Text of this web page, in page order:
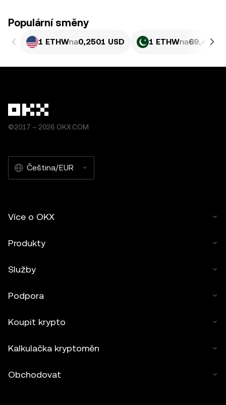
Populární směny
1 ETHWna0,2501 USD 1 ETHWna69,49
©2017 – 2026 OKX.COM
Čeština/EUR
Více o OKX
Produkty
Služby
Podpora
Koupit krypto
Kalkulačka kryptoměn
Obchodovat